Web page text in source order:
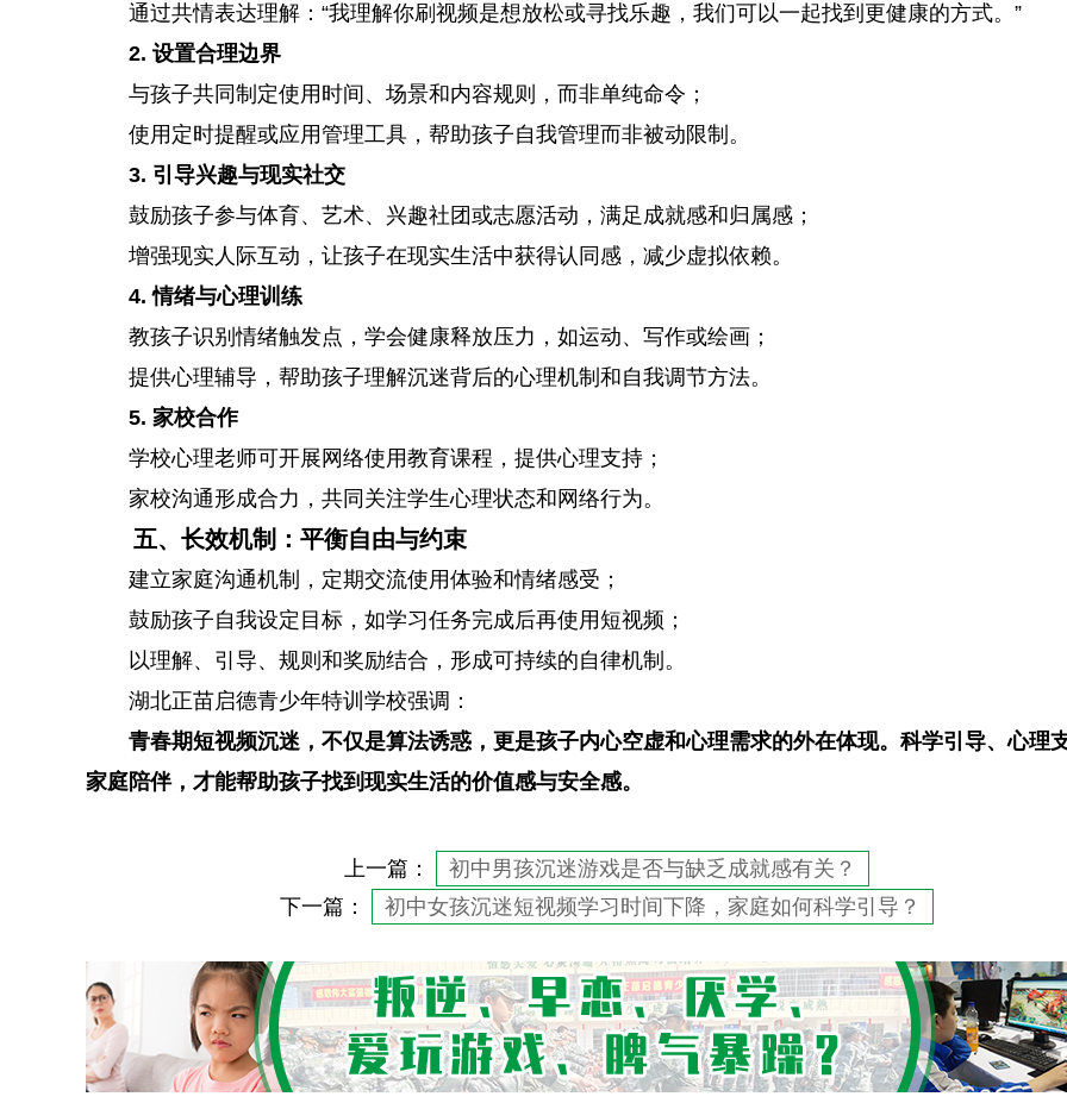
通过共情表达理解：“我理解你刷视频是想放松或寻找乐趣，我们可以一起找到更健康的方式。”
2. 设置合理边界
与孩子共同制定使用时间、场景和内容规则，而非单纯命令；
使用定时提醒或应用管理工具，帮助孩子自我管理而非被动限制。
3. 引导兴趣与现实社交
鼓励孩子参与体育、艺术、兴趣社团或志愿活动，满足成就感和归属感；
增强现实人际互动，让孩子在现实生活中获得认同感，减少虚拟依赖。
4. 情绪与心理训练
教孩子识别情绪触发点，学会健康释放压力，如运动、写作或绘画；
提供心理辅导，帮助孩子理解沉迷背后的心理机制和自我调节方法。
5. 家校合作
学校心理老师可开展网络使用教育课程，提供心理支持；
家校沟通形成合力，共同关注学生心理状态和网络行为。
五、长效机制：平衡自由与约束
建立家庭沟通机制，定期交流使用体验和情绪感受；
鼓励孩子自我设定目标，如学习任务完成后再使用短视频；
以理解、引导、规则和奖励结合，形成可持续的自律机制。
湖北正苗启德青少年特训学校强调：
青春期短视频沉迷，不仅是算法诱惑，更是孩子内心空虚和心理需求的外在体现。科学引导、心理
家庭陪伴，才能帮助孩子找到现实生活的价值感与安全感。
上一篇：
初中男孩沉迷游戏是否与缺乏成就感有关？
下一篇：
初中女孩沉迷短视频学习时间下降，家庭如何科学引导？